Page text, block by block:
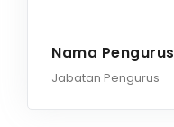
Nama Pengurus
Jabatan Pengurus